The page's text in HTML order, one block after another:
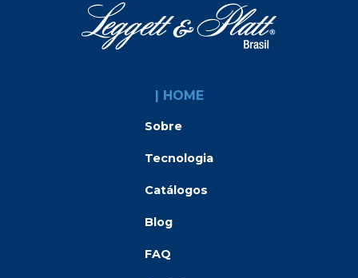
| HOME
Sobre
Tecnologia
Catálogos
Blog
FAQ